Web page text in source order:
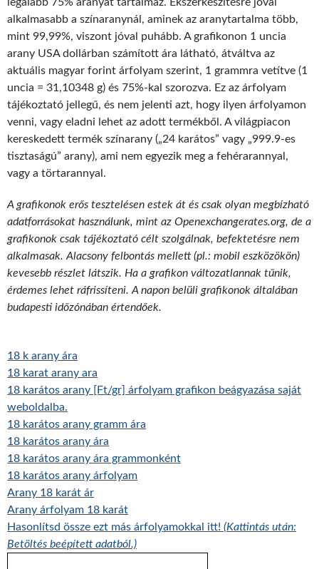
alkalmasabb a színaranynál, aminek az aranytartalma több,
mint 99,99%, viszont jóval puhább. A grafikonon 1 uncia
arany USA dollárban számított ára látható, átváltva az
aktuális magyar forint árfolyam szerint, 1 grammra vetítve (1
uncia = 31,10348 g) és 75%-kal szorozva. Ez az árfolyam
tájékoztató jellegű, és nem jelenti azt, hogy ilyen árfolyamon
venni, vagy eladni lehet az adott termékből. A világpiacon
kereskedett termék színarany („24 karátos” vagy „999.9-es
tisztaságú” arany), ami nem egyezik meg a fehérarannyal,
vagy a törtarannyal.
A grafikonok erős tesztelésen estek át és csak olyan megbízható
adatforrásokat használunk, mint az Openexchangerates.org, de a
grafikonok csak tájékoztató célt szolgálnak, befektetésre nem
alkalmasak. Alacsony felbontás mellett (pl.: mobil eszközökön)
kevesebb részlet látszik. Ha a grafikon változatlannak tűnik,
érdemes lehet ráfrissíteni. A napon belüli grafikonok általában
budapesti időzónában értendőek.
18 k arany ára
18 karat arany ara
18 karátos arany [Ft/gr] árfolyam grafikon beágyazása saját
weboldalba.
18 karátos arany gramm ára
18 karátos arany ára
18 karátos arany ára grammonként
18 karátos arany árfolyam
Arany 18 karát ár
Arany árfolyam 18 karát
Hasonlítsd össze ezt más árfolyamokkal itt! (Kattintás után:
Betöltés beépített adatból.)